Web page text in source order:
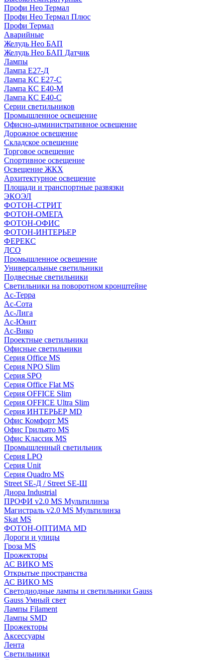
Профи Нео Термал
Профи Нео Термал Плюс
Профи Термал
Аварийные
Желудь Нео БАП
Желудь Нео БАП Датчик
Лампы
Лампа Е27-Д
Лампа КС Е27-С
Лампа КС Е40-М
Лампа КС Е40-С
Серии светильников
Промышленное освещение
Офисно-административное освещение
Дорожное освещение
Складское освещение
Торговое освещение
Спортивное освещение
Освещение ЖКХ
Архитектурное освещение
Площади и транспортные развязки
ЭКОЭЛ
ФОТОН-СТРИТ
ФОТОН-ОМЕГА
ФОТОН-ОФИС
ФОТОН-ИНТЕРЬЕР
ФЕРЕКС
ДСО
Промышленное освещение
Универсальные светильники
Подвесные светильники
Светильники на поворотном кронштейне
Ас-Терра
Ас-Сота
Ас-Лига
Ас-Юнит
Ас-Вико
Проектные светильники
Офисные светильники
Серия Office MS
Серия NPO Slim
Серия SPO
Серия Office Flat MS
Серия OFFICE Slim
Серия OFFICE Ultra Slim
Серия ИНТЕРЬЕР MD
Офис Комфорт MS
Офис Грильято MS
Офис Классик MS
Промышленный светильник
Серия LPO
Серия Unit
Серия Quadro MS
Street SE-Д / Street SE-Ш
Диора Industrial
ПРОФИ v2.0 MS Мультилинза
Магистраль v2.0 MS Мультилинза
Skat MS
ФОТОН-ОПТИМА MD
Дороги и улицы
Гроза MS
Прожекторы
АС ВИКО MS
Открытые пространства
АС ВИКО MS
Светодиодные лампы и светильники Gauss
Gauss Умный свет
Лампы Filament
Лампы SMD
Прожекторы
Аксессуары
Лента
Светильники